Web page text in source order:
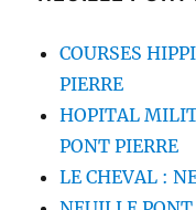
COURSES
PIERRE
HOPITAL
PONT PIERRE
LE CHEVAL :